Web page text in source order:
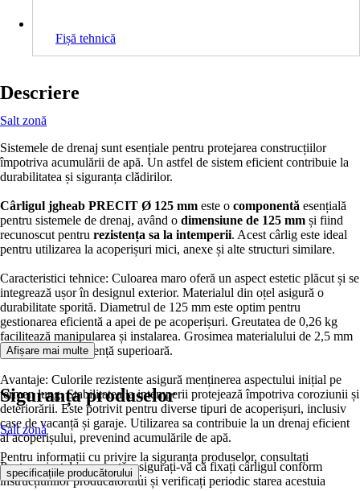
Fișă tehnică
Descriere
Salt zonă
Sistemele de drenaj sunt esențiale pentru protejarea construcțiilor
împotriva acumulării de apă. Un astfel de sistem eficient contribuie la
durabilitatea și siguranța clădirilor.
Cârligul jgheab PRECIT Ø 125 mm este o componentă esențială
pentru sistemele de drenaj, având o dimensiune de 125 mm și fiind
recunoscut pentru rezistența sa la intemperii. Acest cârlig este ideal
pentru utilizarea la acoperișuri mici, anexe și alte structuri similare.
Caracteristici tehnice: Culoarea maro oferă un aspect estetic plăcut și se
integrează ușor în designul exterior. Materialul din oțel asigură o
durabilitate sporită. Diametrul de 125 mm este optim pentru
gestionarea eficientă a apei de pe acoperișuri. Greutatea de 0,26 kg
facilitează manipularea și instalarea. Grosimea materialului de 2,5 mm
garantează o rezistență superioară.
Avantaje: Culorile rezistente asigură menținerea aspectului inițial pe
termen lung. Stabilitatea la intemperii protejează împotriva coroziunii și
deteriorării. Este potrivit pentru diverse tipuri de acoperișuri, inclusiv
case de vacanță și garaje. Utilizarea sa contribuie la un drenaj eficient
al acoperișului, prevenind acumulările de apă.
Pentru o instalare corectă, asigurați-vă că fixați cârligul conform
instrucțiunilor producătorului și verificați periodic starea acestuia
Afișare mai multe
Siguranța produselor
Salt zonă
Pentru informații cu privire la siguranța produselor, consultați
specificațiile producătorului .